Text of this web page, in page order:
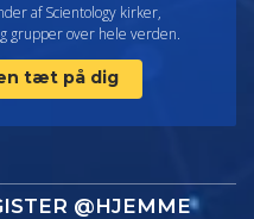
af Scientology kirker,
grupper over hele verden.
tæt på dig
@HJEMME